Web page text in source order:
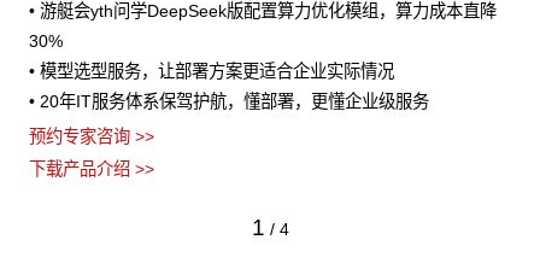
• 游艇会yth问学DeepSeek版配置算力优化模组，算力成本直降
30%
• 模型选型服务，让部署方案更适合企业实际情况
• 20年IT服务体系保驾护航，懂部署，更懂企业级服务
预约专家咨询 >>
下载产品介绍 >>
1 / 4